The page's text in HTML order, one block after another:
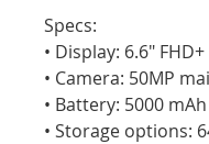
Specs:
• Display: 6.6" FHD+
• Camera: 50MP
• Battery: 5000 mAh
• Storage options: